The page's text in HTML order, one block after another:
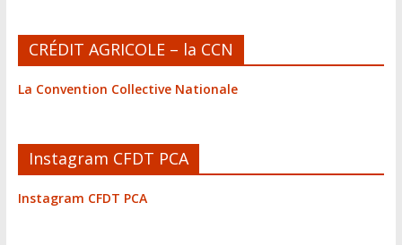
l
t
a
t
CRÉDIT AGRICOLE – la CCN
La Convention Collective Nationale
Instagram CFDT PCA
Instagram CFDT PCA